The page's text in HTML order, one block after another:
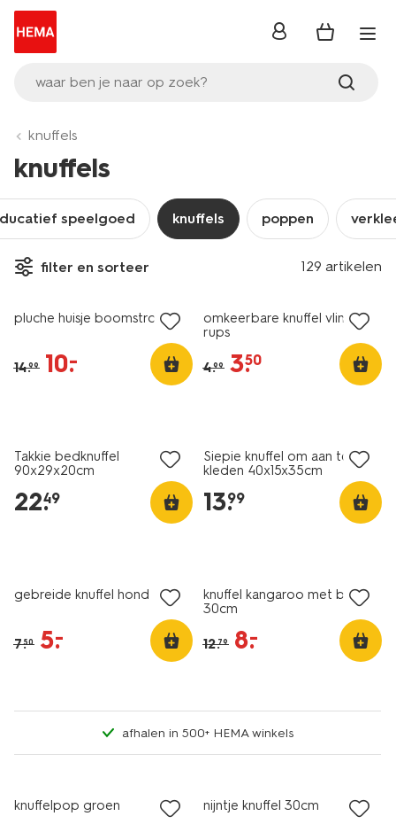
waar ben je naar op zoek?
inloggen
knuffels
knuffels
speelgoed knuffels poppen
filter en sorteer 129 artikelen
sale
pluche huisje boomstronk
14.99 10.
–
omkeerbare knuffel vlinder-
rups
4.99 3.
50
Takkie bedknuffel
90x29x20cm
22.
49
Siepie knuffel om aan te
kleden 40x15x35cm
13.
99
gebreide knuffel hond
7.50 5.
–
knuffel kangaroo met baby
30cm
12.79 8.
–
afhalen in 500+ HEMA winkels
knuffelpop groen nijntje knuffel 30cm